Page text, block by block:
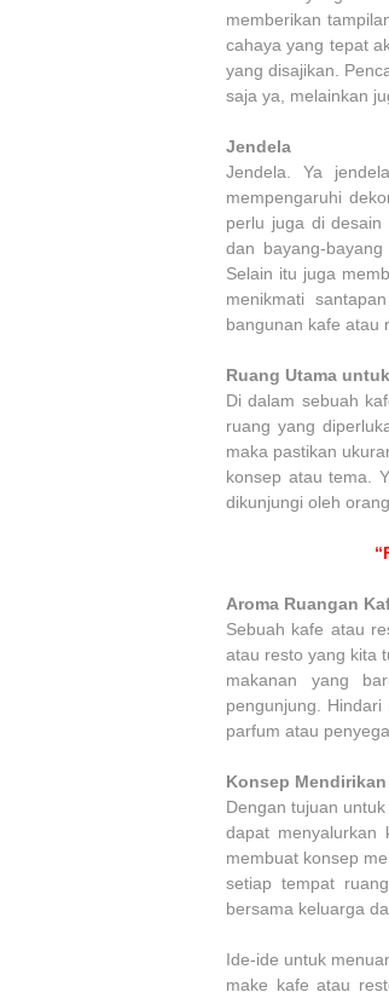
memberikan
cahaya yang tepat
yang disajikan.
saja ya, melainkan
Jendela
Jendela. Ya
mempengaruhi
perlu juga di
dan bayang-
Selain itu juga
menikmati
bangunan kafe atau
Ruang Utama
Di dalam sebuah
ruang yang
maka pastikan
konsep atau tema.
dikunjungi oleh
Aroma Ruangan
Sebuah kafe atau
atau resto yang kita
makanan yang
pengunjung.
parfum atau
Konsep
Dengan tujuan
dapat menyalurkan
membuat konsep
setiap tempat
bersama keluarga
Ide-ide untuk
make kafe atau